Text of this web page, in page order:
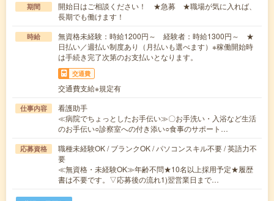
期間
開始日はご相談ください！ ★急募 ★職場が気に入れば、
長期でも働けます！
時給
無資格未経験：時給1200円～ 経験者：時給1300円～ ★
日払い／週払い制度あり（月払いも選べます）※稼働開始時
は手続き完了次第のお支払いとなります。
交通費
交通費支給※規定有
仕事内容
看護助手
≪病院でちょっとしたお手伝い≫〇お手洗い・入浴など生活
のお手伝い○診察室への付き添い○食事のサポート…
応募資格
職種未経験OK / ブランクOK / パソコンスキル不要 / 英語力不
要
≪無資格・未経験OK≫年齢不問★10名以上採用予定★履歴
書は不要です。▽応募後の流れ1)翌営業日まで…